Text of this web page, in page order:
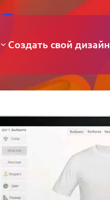
Создать свой дизайн